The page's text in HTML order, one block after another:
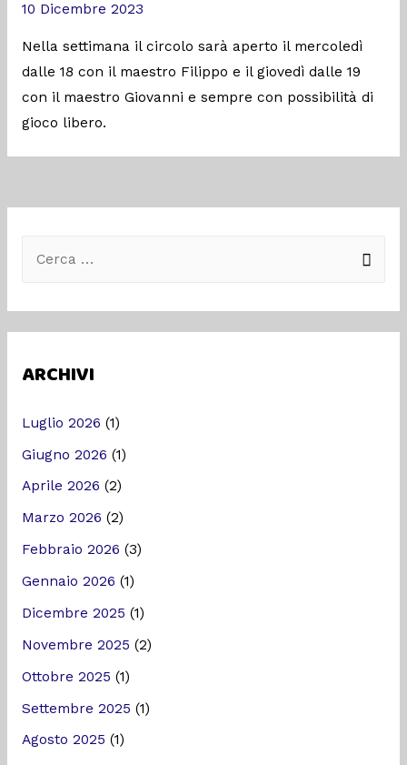
10 Dicembre 2023
Nella settimana il circolo sarà aperto il mercoledì
dalle 18 con il maestro Filippo e il giovedì dalle 19
con il maestro Giovanni e sempre con possibilità di
gioco libero.
ARCHIVI
Luglio 2026 (1)
Giugno 2026 (1)
Aprile 2026 (2)
Marzo 2026 (2)
Febbraio 2026 (3)
Gennaio 2026 (1)
Dicembre 2025 (1)
Novembre 2025 (2)
Ottobre 2025 (1)
Settembre 2025 (1)
Agosto 2025 (1)